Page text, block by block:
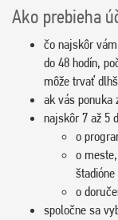
Ako prebieha
čo najskôr
do 48 hodín,
môže trvať
ak vás ponuka
najskôr 7 až 5
o
o
štadióne
o
spoločne sa